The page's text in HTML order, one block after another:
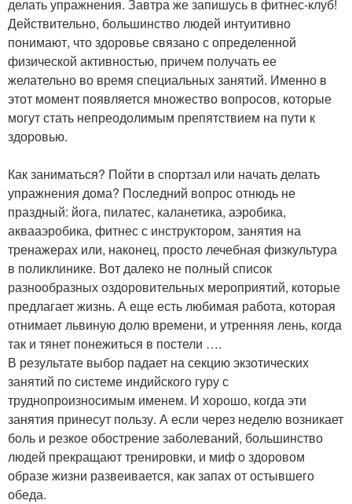
делать упражнения. Завтра же запишусь в фитнес-клуб!
Действительно, большинство людей интуитивно
понимают, что здоровье связано с определенной
физической активностью, причем получать ее
желательно во время специальных занятий. Именно в
этот момент появляется множество вопросов, которые
могут стать непреодолимым препятствием на пути к
здоровью.
Как заниматься? Пойти в спортзал или начать делать
упражнения дома? Последний вопрос отнюдь не
праздный: йога, пилатес, каланетика, аэробика,
аквааэробика, фитнес с инструктором, занятия на
тренажерах или, наконец, просто лечебная физкультура
в поликлинике. Вот далеко не полный список
разнообразных оздоровительных мероприятий, которые
предлагает жизнь. А еще есть любимая работа, которая
отнимает львиную долю времени, и утренняя лень, когда
так и тянет понежиться в постели ….
В результате выбор падает на секцию экзотических
занятий по системе индийского гуру с
труднопроизносимым именем. И хорошо, когда эти
занятия принесут пользу. А если через неделю возникает
боль и резкое обострение заболеваний, большинство
людей прекращают тренировки, и миф о здоровом
образе жизни развеивается, как запах от остывшего
обеда.